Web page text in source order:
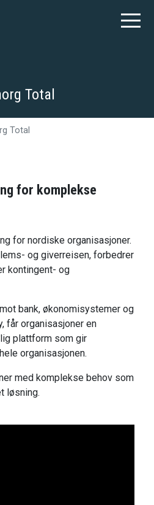
Total
Total
for komplekse
for nordiske organisasjoner.
og giverreisen, forbedrer
kontingent- og
bank, økonomisystemer og
får organisasjoner en
plattform som gir
organisasjonen.
med komplekse behov som
løsning.